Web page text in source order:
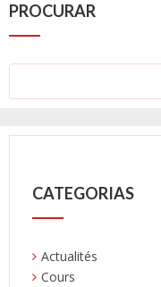
PROCURAR
CATEGORIAS
Actualités
Cours